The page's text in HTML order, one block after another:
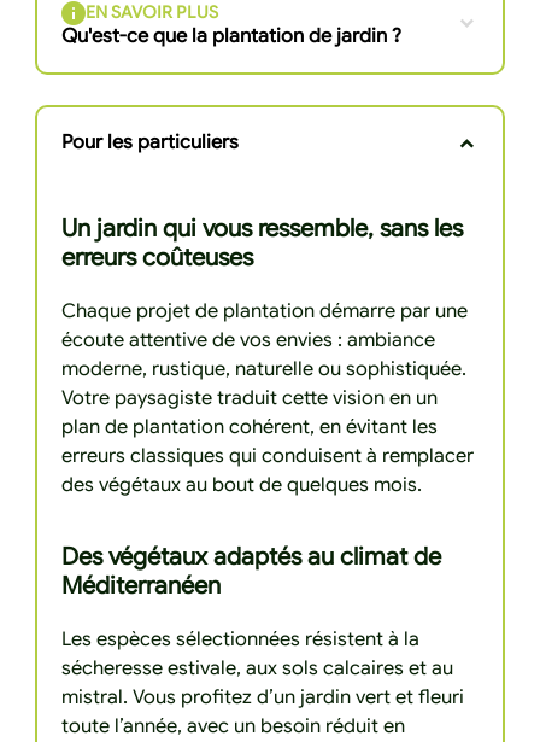
EN SAVOIR PLUS
Qu'est-ce que la plantation de jardin ?
Pour les particuliers
Un jardin qui vous ressemble, sans les
erreurs coûteuses
Chaque projet de plantation démarre par une
écoute attentive de vos envies : ambiance
moderne, rustique, naturelle ou sophistiquée.
Votre paysagiste traduit cette vision en un
plan de plantation cohérent, en évitant les
erreurs classiques qui conduisent à remplacer
des végétaux au bout de quelques mois.
Des végétaux adaptés au climat de
Méditerranéen
Les espèces sélectionnées résistent à la
sécheresse estivale, aux sols calcaires et au
mistral. Vous profitez d’un jardin vert et fleuri
toute l’année, avec un besoin réduit en